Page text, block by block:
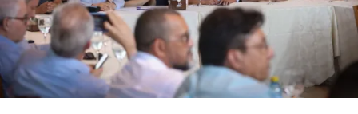
Branco
O presidente do Sindicato do Setor Cerâmico do Acre,
Henrique Simão, afirmou que a retomada das obras pode
ajudar empresas que enfrentam dificuldades
econômicas. “Acreditamos que a retomada desse
programa vai aumentar as vendas e gerar empregos.